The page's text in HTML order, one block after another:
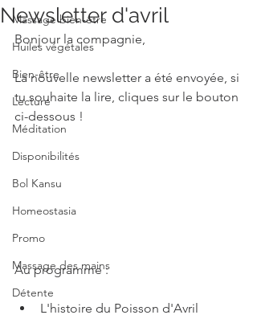
Massage bien-être
Huiles végétales
Bien-être
Lecture
Méditation
Disponibilités
Bol Kansu
Homeostasia
Promo
Massage des mains
Détente
Newsletter d'avril
Bonjour la compagnie,
La nouvelle newsletter a été envoyée, si
tu souhaite la lire, cliques sur le bouton
ci-dessous !
Au programme :
L'histoire du Poisson d'Avril